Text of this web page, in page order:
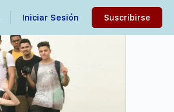
Iniciar Sesión Suscribirse